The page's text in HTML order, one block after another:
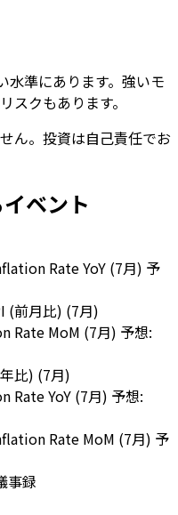
水準にあります。強いモ
スクもあります。
ん。投資は自己責任でお
ベント
Rate YoY (7月) 予
(前月比) (7月)
Rate MoM (7月) 予想:
比) (7月)
Rate YoY (7月) 予想:
Rate MoM (7月) 予
事録